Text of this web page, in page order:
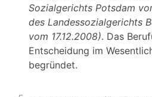
Sozialgerichts Potsdam
des Landessozialgerichts
vom 17.12.2008). Das
Entscheidung im
begründet.